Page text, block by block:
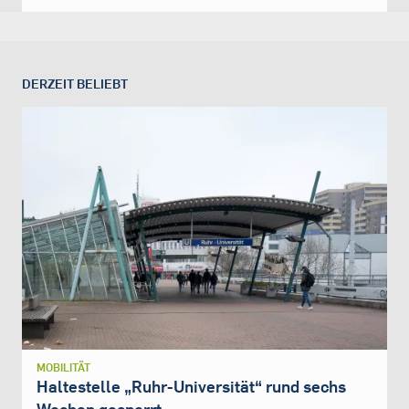
DERZEIT BELIEBT
MOBILITÄT
Haltestelle „Ruhr-Universität“ rund sechs